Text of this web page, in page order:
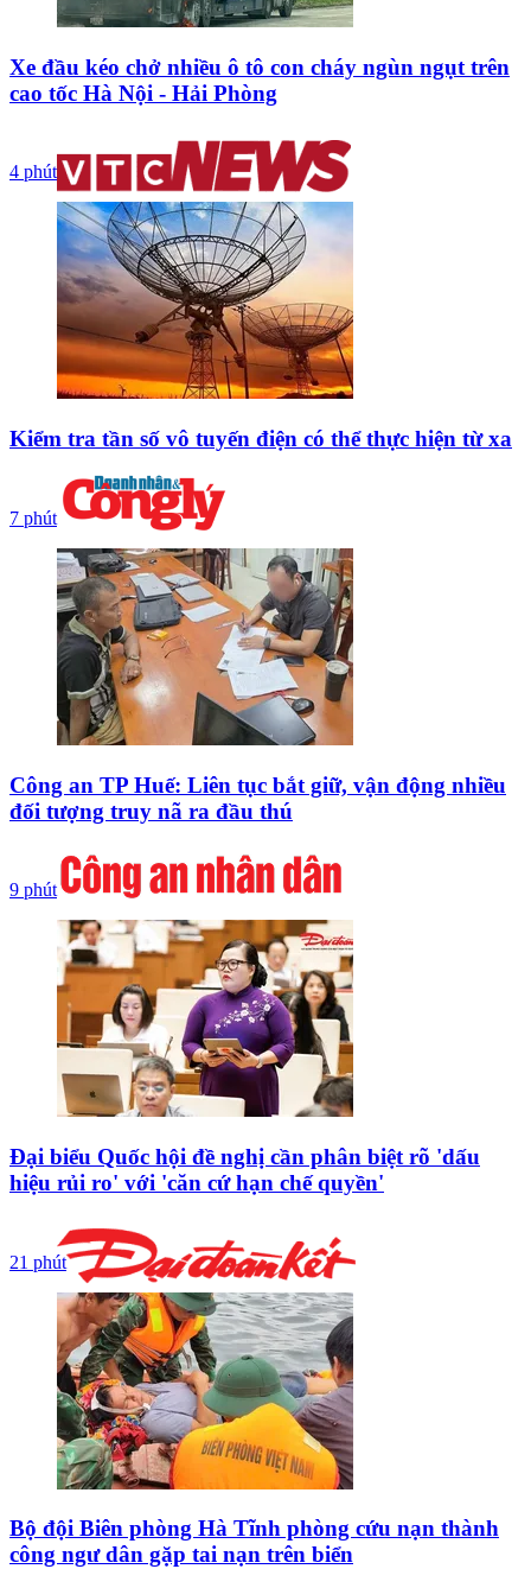
Xe đầu kéo chở nhiều ô tô con cháy ngùn ngụt trên
cao tốc Hà Nội - Hải Phòng
4 phút
Kiểm tra tần số vô tuyến điện có thể thực hiện từ xa
7 phút
Công an TP Huế: Liên tục bắt giữ, vận động nhiều
đối tượng truy nã ra đầu thú
9 phút
Đại biểu Quốc hội đề nghị cần phân biệt rõ 'dấu
hiệu rủi ro' với 'căn cứ hạn chế quyền'
21 phút
Bộ đội Biên phòng Hà Tĩnh phòng cứu nạn thành
công ngư dân gặp tai nạn trên biển